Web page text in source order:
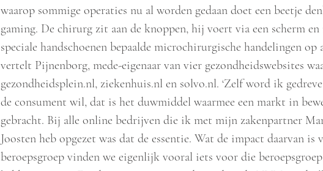
waarop sommige operaties nu al worden gedaan doet een beetje
gaming. De chirurg zit aan de knoppen, hij voert via een scherm en
speciale handschoenen bepaalde microchirurgische handelingen op
vertelt Pijnenborg, mede-eigenaar van vier gezondheidswebsites
gezondheidsplein.nl, ziekenhuis.nl en solvo.nl. ‘Zelf word ik
de consument wil, dat is het duwmiddel waarmee een markt in
gebracht. Bij alle online bedrijven die ik met mijn zakenpartner
Joosten heb opgezet was dat de essentie. Wat de impact daarvan is
beroepsgroep vinden we eigenlijk vooral iets voor die